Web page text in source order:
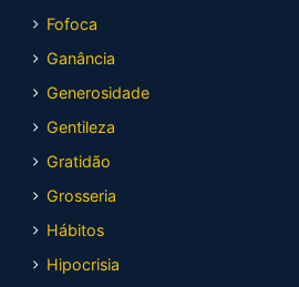
Fofoca
Ganância
Generosidade
Gentileza
Gratidão
Grosseria
Hábitos
Hipocrisia